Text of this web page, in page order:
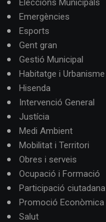
Eleccions Municipals
Emergències
Esports
Gent gran
Gestió Municipal
Habitatge i Urbanisme
Hisenda
Intervenció General
Justícia
Medi Ambient
Mobilitat i Territori
Obres i serveis
Ocupació i Formació
Participació ciutadana
Promoció Econòmica
Salut